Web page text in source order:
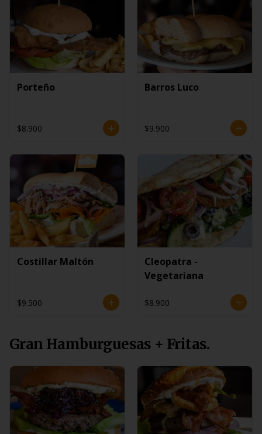
Porteño
$8.900
Barros Luco
$9.900
Costillar Maltón
$9.500
Cleopatra -
Vegetariana
$8.900
Gran Hamburguesas + Fritas.